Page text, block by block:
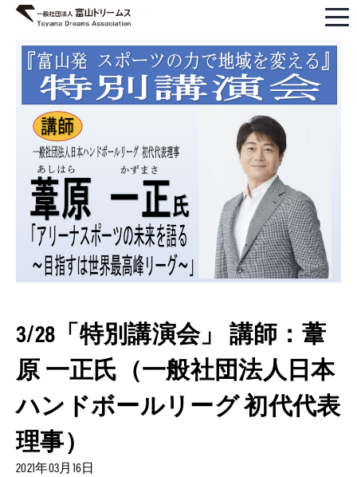
3/28「特別講演会」 講師：葦
原 一正氏（一般社団法人日本
ハンドボールリーグ 初代代表
理事）
2021年03月16日